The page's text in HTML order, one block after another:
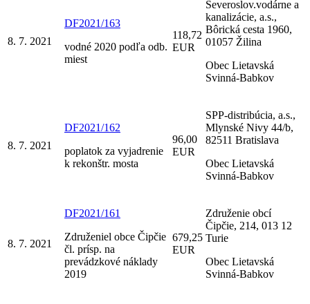
8. 7. 2021
DF2021/163
vodné 2020 podľa odb.
miest
118,72
EUR
Severoslov.vodárne a
kanalizácie, a.s.,
Bôrická cesta 1960,
01057 Žilina
Obec Lietavská
Svinná-Babkov
8. 7. 2021
DF2021/162
poplatok za vyjadrenie
k rekonštr. mosta
96,00
EUR
SPP-distribúcia, a.s.,
Mlynské Nivy 44/b,
82511 Bratislava
Obec Lietavská
Svinná-Babkov
8. 7. 2021
DF2021/161
Združeniel obce Čipčie
čl. prísp. na
prevádzkové náklady
2019
679,25
EUR
Združenie obcí
Čipčie, 214, 013 12
Turie
Obec Lietavská
Svinná-Babkov